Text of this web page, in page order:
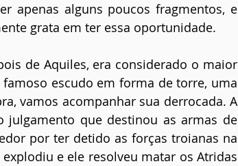
apenas alguns poucos fragmentos, e
grata em ter essa oportunidade.
de Aquiles, era considerado o maior
escudo em forma de torre, uma
vamos acompanhar sua derrocada. A
julgamento que destinou as armas de
por ter detido as forças troianas na
e ele resolveu matar os Atridas